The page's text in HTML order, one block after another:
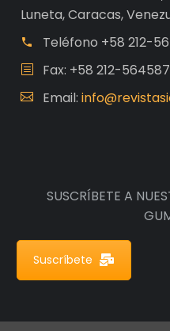
Luneta, Caracas,
Teléfono +58 212-
Fax: +58 212-
Email:
SUSCRÍBETE A
Suscríbete